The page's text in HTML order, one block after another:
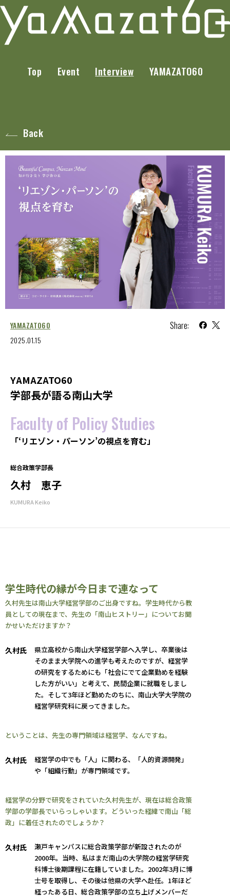
Top Event Interview YAMAZATO60
Back
YAMAZATO60
2025.01.15
Share:
YAMAZATO60
学部長が語る南山大学
Faculty of Policy Studies
「‘リエゾン・パーソン’の視点を育む」
総合政策学部長
久村 恵子
KUMURA Keiko
学生時代の縁が今日まで連なって
久村先生は南山大学経営学部のご出身ですね。学生時代から教
員としての現在まで、先生の「南山ヒストリー」についてお聞
かせいただけますか？
久村氏
県立高校から南山大学経営学部へ入学し、卒業後は
そのまま大学院への進学も考えたのですが、経営学
の研究をするためにも「社会にでて企業勤めを経験
した方がいい」と考えて、民間企業に就職をしまし
た。そして3年ほど勤めたのちに、南山大学大学院の
経営学研究科に戻ってきました。
ということは、先生の専門領域は経営学、なんですね。
久村氏
経営学の中でも「人」に関わる、「人的資源開発」
や「組織行動」が専門領域です。
経営学の分野で研究をされていた久村先生が、現在は総合政策
学部の学部長でいらっしゃいます。どういった経緯で南山「総
政」に着任されたのでしょうか？
久村氏
瀬戸キャンパスに総合政策学部が新設されたのが
2000年。当時、私はまだ南山の大学院の経営学研究
科博士後期課程に在籍していました。2002年3月に博
士号を取得し、その後は他県の大学へ赴任。1年ほど
経ったある日、総合政策学部の立ち上げメンバーだ